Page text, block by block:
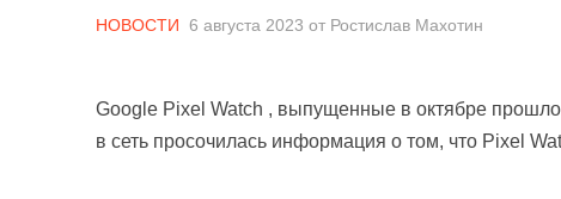
НОВОСТИ 6 августа 2023 от Ростислав Махотин
Google Pixel Watch , выпущенные в октябре
в сеть просочилась информация о том, что Pixel